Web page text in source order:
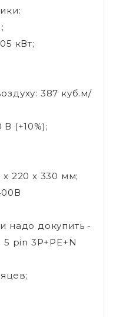
кВт;
387 куб.м/
(+10%);
220 x 330 мм;
надо докупить -
pin 3P+PE+N